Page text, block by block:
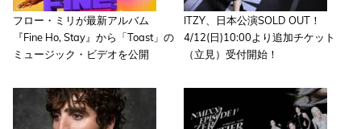
フロー・ミリが最新アルバム
『Fine Ho, Stay』から「Toast」の
ミュージック・ビデオを公開
ITZY、日本公演SOLD OUT！
4/12(日)10:00より追加チケット
（立見）受付開始！